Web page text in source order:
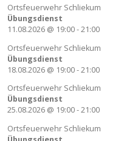
Ortsfeuerwehr Schliekum
Übungsdienst
11.08.2026 @ 19:00-21:00
Ortsfeuerwehr Schliekum
Übungsdienst
18.08.2026 @ 19:00-21:00
Ortsfeuerwehr Schliekum
Übungsdienst
25.08.2026 @ 19:00-21:00
Ortsfeuerwehr Schliekum